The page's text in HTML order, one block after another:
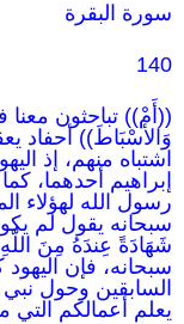
سورة البقرة
140
((أَمْ)) تباحثون
وَالأسْبَاطَ)) أحفاد
اشتباه منهم، إذ
إبراهيم أحدهما،
رسول الله لهؤلاء
سبحانه يقول لم
شَهَادَةً عِندَهُ مِنَ
سبحانه، فإن اليهود
السابقين وحول
يعلم أعمالكم التي